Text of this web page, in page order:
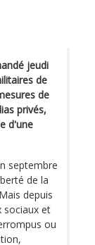
jeudi
de
de
privés,
d'une
septembre
de la
depuis
sociaux et
ou